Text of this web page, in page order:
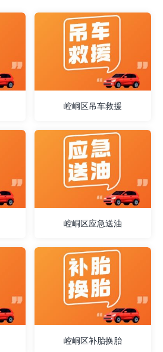
崆峒区吊车救援
崆峒区应急送油
崆峒区补胎换胎